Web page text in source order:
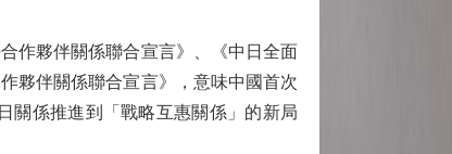
作夥伴關係聯合宣言》、《中日全面
夥伴關係聯合宣言》，意味中國首次
關係推進到「戰略互惠關係」的新局